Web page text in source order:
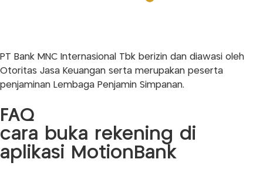
PT Bank MNC Internasional Tbk berizin dan diawasi oleh
Otoritas Jasa Keuangan serta merupakan peserta
penjaminan Lembaga Penjamin Simpanan.
FAQ
cara buka rekening di
aplikasi MotionBank